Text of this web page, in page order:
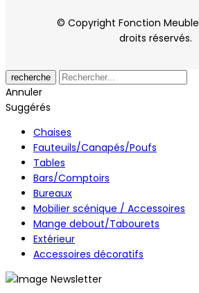
© Copyright Fonction Meuble
droits réservés.
recherche
Annuler
Suggérés
Chaises
Fauteuils/Canapés/Poufs
Tables
Bars/Comptoirs
Bureaux
Mobilier scénique / Accessoires
Mange debout/Tabourets
Extérieur
Accessoires décoratifs